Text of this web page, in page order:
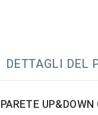
DETTAGLI DEL